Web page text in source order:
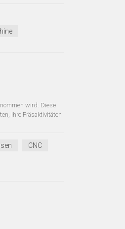
wird. Diese
ihre Fräsaktivitäten
CNC